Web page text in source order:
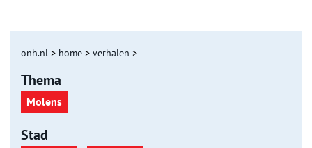
onh.nl > home > verhalen >
Thema
Molens
Stad